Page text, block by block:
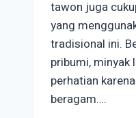
tawon juga
yang
tradisional ini.
pribumi, minyak
perhatian
beragam….